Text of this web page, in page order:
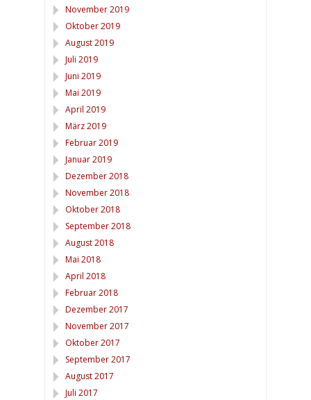
November 2019
Oktober 2019
August 2019
Juli 2019
Juni 2019
Mai 2019
April 2019
März 2019
Februar 2019
Januar 2019
Dezember 2018
November 2018
Oktober 2018
September 2018
August 2018
Mai 2018
April 2018
Februar 2018
Dezember 2017
November 2017
Oktober 2017
September 2017
August 2017
Juli 2017